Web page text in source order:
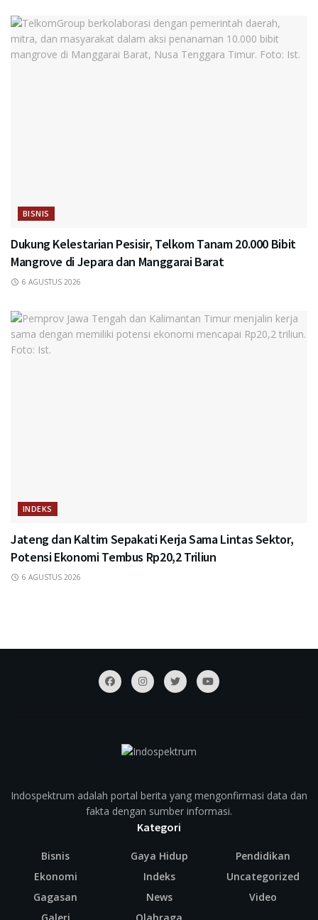
BISNIS
Dukung Kelestarian Pesisir, Telkom Tanam 20.000 Bibit
Mangrove di Jepara dan Manggarai Barat
6 AGUSTUS 2026
INDEKS
Jateng dan Kaltim Sepakati Kerja Sama Lintas Sektor,
Potensi Ekonomi Tembus Rp20,2 Triliun
6 AGUSTUS 2026
Indospektrum adalah portal berita yang mengonfirmasi data dan
fakta dengan sumber informasi.
Kategori
Bisnis
Ekonomi
Gagasan
Gaya Hidup
Indeks
News
Pendidikan
Uncategorized
Video